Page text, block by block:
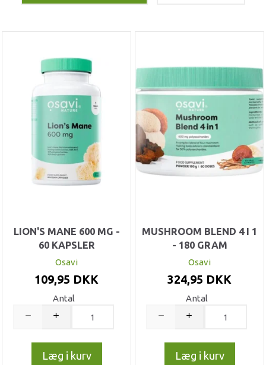
LION'S MANE 600 MG -
60 KAPSLER
Osavi
109,95 DKK
Antal
Læg i kurv
MUSHROOM BLEND 4 I 1
- 180 GRAM
Osavi
324,95 DKK
Antal
Læg i kurv